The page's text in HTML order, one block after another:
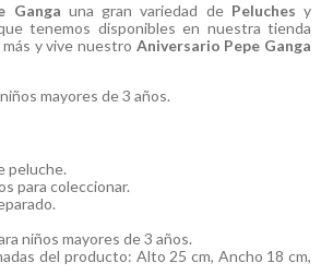
Ganga una gran variedad de Peluches y
tenemos disponibles en nuestra tienda
y vive nuestro Aniversario Pepe Ganga
mayores de 3 años.
peluche.
para coleccionar.
niños mayores de 3 años.
del producto: Alto 25 cm, Ancho 18 cm,